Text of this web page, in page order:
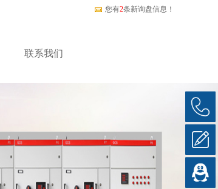
您有2条新询盘信息！
联系我们